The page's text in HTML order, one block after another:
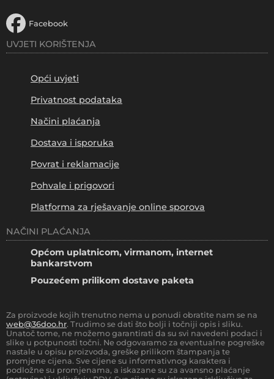
Facebook
UVJETI KORIŠTENJA
Opći uvjeti
Privatnost podataka
Načini plaćanja
Dostava i isporuka
Povrat i reklamacije
Pohvale i prigovori
Platforma za rješavanje online sporova
NAČINI PLAĆANJA
Općom uplatnicom, virmanom, internet
bankarstvom
Pouzećem prilikom dostave paketa
Za proizvode kojih trenutno nema u ponudi obratite nam se na
web@36doo.hr. Trudimo se dati što bolji i točniji opis i sliku.
Unatoč tome, ne možemo garantirati da su svi navedeni podaci i
slike u potpunosti točni. Ne odgovaramo za eventualne pogreške
nastale u opisu proizvoda, greške prilikom štampanja te
promjene cijena. Sve cijene su informativnog karaktera i
podložne su promjenama, a iskazane su za avansno plaćanje